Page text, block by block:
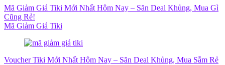
Mã Giảm Giá Tiki Mới Nhất Hôm Nay – Săn Deal Khủng, Mua Gì
Cũng Rẻ!
Mã Giảm Giá Tiki
Voucher Tiki Mới Nhất Hôm Nay – Săn Deal Khủng, Mua Sắm Rẻ